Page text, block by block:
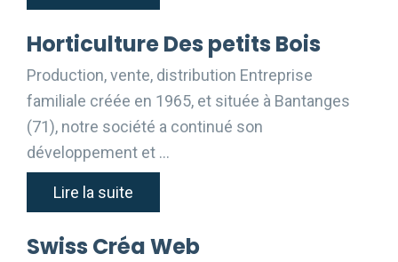
Horticulture Des petits Bois
Production, vente, distribution Entreprise
familiale créée en 1965, et située à Bantanges
(71), notre société a continué son
développement et …
Lire la suite
Swiss Créa Web